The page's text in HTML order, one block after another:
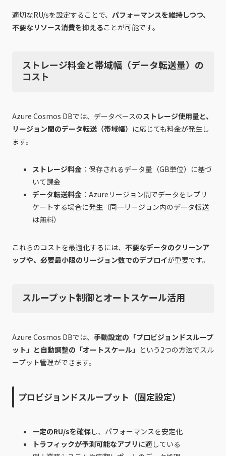
適切なRU/sを設定することで、 パフォーマンスを維持しつつ、
不要なリソース消費を抑えることが可能です。
ストレージ料金と帯域幅（データ転送量）の
コスト
Azure Cosmos DBでは、データベースのストレージ使用量と、
リージョン間のデータ転送（帯域幅） に応じても料金が発生し
ます。
ストレージ料金：保存されるデータ量（GB単位）に基づ
いて課金
データ転送料金：Azureリージョン間でデータをレプリ
ケートする場合に発生（同一リージョン内のデータ転送
は無料）
これらのコストを最適化するには、 不要なデータのクリーンア
ップや、必要最小限のリージョン数でのデプロイが重要です。
スループット制御とオートスケール活用
Azure Cosmos DBでは、 手動設定の「プロビジョンドスループ
ット」と自動調整の「オートスケール」 という2つの方法でスル
ープット管理ができます。
プロビジョンドスループット（固定設定）
一定のRU/sを確保し、パフォーマンスを安定化
トラフィックが予測可能なアプリ に適している